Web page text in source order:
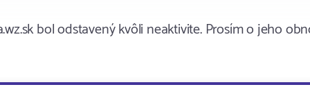
bol odstavený kvôli neaktivite. Prosím o jeho